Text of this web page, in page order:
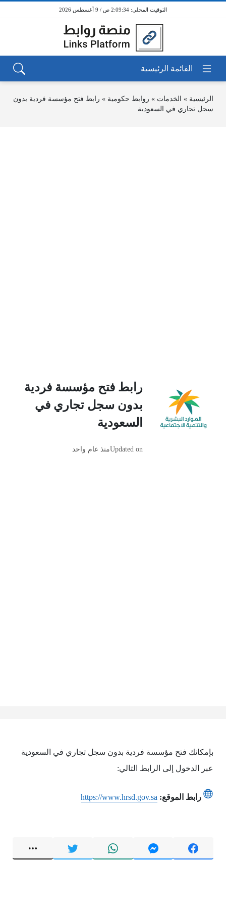
2:09:34 ص / 9 أغسطس 2026
الرئيسية » الخدمات » روابط حكومية » رابط فتح مؤسسة فردية بدون
سجل تجاري في السعودية
رابط فتح مؤسسة فردية
بدون سجل تجاري في
السعودية
Updated onمنذ عام واحد
بإمكانك فتح مؤسسة فردية بدون سجل تجاري في السعودية
عبر الدخول إلى الرابط التالي:
رابط الموقع: https://www.hrsd.gov.sa